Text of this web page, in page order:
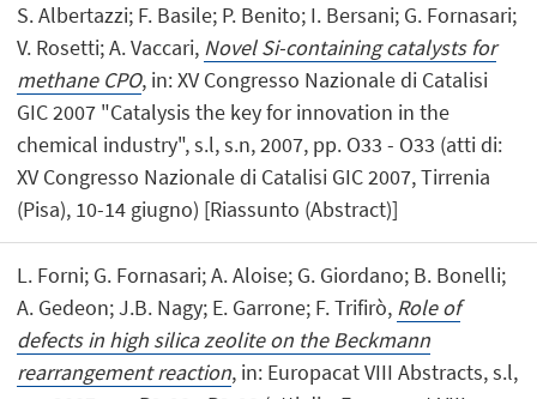
S. Albertazzi; F. Basile; P. Benito; I. Bersani; G. Fornasari;
V. Rosetti; A. Vaccari, Novel Si-containing catalysts for
methane CPO, in: XV Congresso Nazionale di Catalisi
GIC 2007 "Catalysis the key for innovation in the
chemical industry", s.l, s.n, 2007, pp. O33 - O33 (atti di:
XV Congresso Nazionale di Catalisi GIC 2007, Tirrenia
(Pisa), 10-14 giugno) [Riassunto (Abstract)]
L. Forni; G. Fornasari; A. Aloise; G. Giordano; B. Bonelli;
A. Gedeon; J.B. Nagy; E. Garrone; F. Trifirò, Role of
defects in high silica zeolite on the Beckmann
rearrangement reaction, in: Europacat VIII Abstracts, s.l,